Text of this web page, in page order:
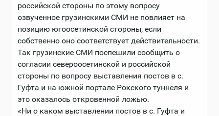
российской стороны по этому вопросу
озвученное грузинскими СМИ не повлияет на
позицию югоосетинской стороны, если
собственно оно соответствует действительности.
Так грузинские СМИ поспешили сообщить о
согласии североосетинской и российской
стороны по вопросу выставления постов в с.
Гуфта и на южной портале Рокского туннеля и
это оказалось откровенной ложью.
«Ни о каком выставлении постов в с. Гуфта и